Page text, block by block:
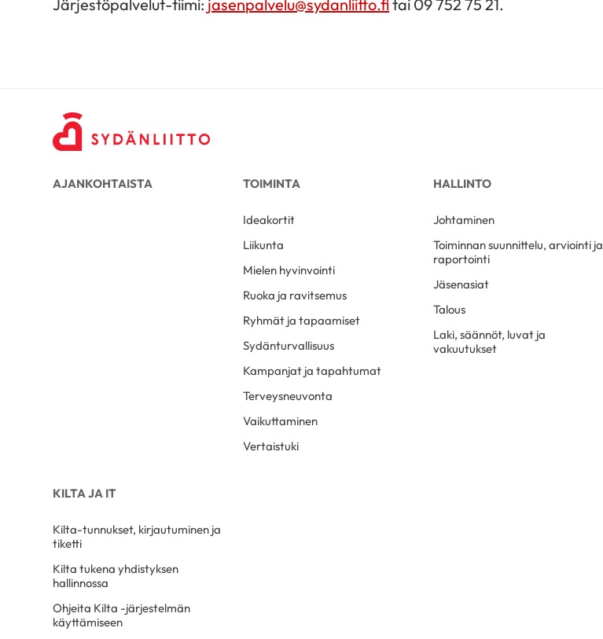
Järjestöpalvelut-tiimi: jasenpalvelu@sydanliitto.fitai 09 752 75 21.
AJANKOHTAISTA TOIMINTA
Ideakortit
Liikunta
Mielen hyvinvointi
Ruoka ja ravitsemus
Ryhmät ja tapaamiset
Sydänturvallisuus
Kampanjat ja tapahtumat
Terveysneuvonta
Vaikuttaminen
Vertaistuki
HALLINTO
Johtaminen
Toiminnan suunnittelu, arviointi ja
raportointi
Jäsenasiat
Talous
Laki, säännöt, luvat ja
vakuutukset
KILTA JA IT
Kilta-tunnukset, kirjautuminen ja
tiketti
Kilta tukena yhdistyksen
hallinnossa
Ohjeita Kilta -järjestelmän
käyttämiseen